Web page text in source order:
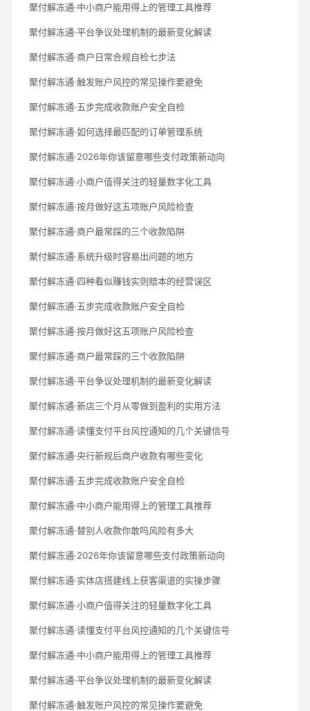
聚付解冻通·中小商户能用得上的管理工具推荐
聚付解冻通·平台争议处理机制的最新变化解读
聚付解冻通·商户日常合规自检七步法
聚付解冻通·触发账户风控的常见操作要避免
聚付解冻通·五步完成收款账户安全自检
聚付解冻通·如何选择最匹配的订单管理系统
聚付解冻通·2026年你该留意哪些支付政策新动向
聚付解冻通·小商户值得关注的轻量数字化工具
聚付解冻通·按月做好这五项账户风险检查
聚付解冻通·商户最常踩的三个收款陷阱
聚付解冻通·系统升级时容易出问题的地方
聚付解冻通·四种看似赚钱实则赔本的经营误区
聚付解冻通·五步完成收款账户安全自检
聚付解冻通·按月做好这五项账户风险检查
聚付解冻通·商户最常踩的三个收款陷阱
聚付解冻通·平台争议处理机制的最新变化解读
聚付解冻通·新店三个月从零做到盈利的实用方法
聚付解冻通·读懂支付平台风控通知的几个关键信号
聚付解冻通·央行新规后商户收款有哪些变化
聚付解冻通·五步完成收款账户安全自检
聚付解冻通·中小商户能用得上的管理工具推荐
聚付解冻通·替别人收款你敢吗风险有多大
聚付解冻通·2026年你该留意哪些支付政策新动向
聚付解冻通·实体店搭建线上获客渠道的实操步骤
聚付解冻通·小商户值得关注的轻量数字化工具
聚付解冻通·读懂支付平台风控通知的几个关键信号
聚付解冻通·中小商户能用得上的管理工具推荐
聚付解冻通·平台争议处理机制的最新变化解读
聚付解冻通·触发账户风控的常见操作要避免